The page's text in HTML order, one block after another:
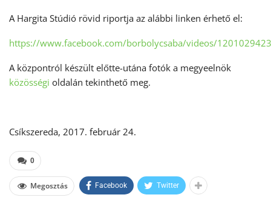
A Hargita Stúdió rövid riportja az alábbi linken érhető el:
https://www.facebook.com/borbolycsaba/videos/
A központról készült előtte-utána fotók a megyeelnök
közösségi oldalán tekinthető meg.
Csíkszereda, 2017. február 24.
0
Megosztás Facebook Twitter